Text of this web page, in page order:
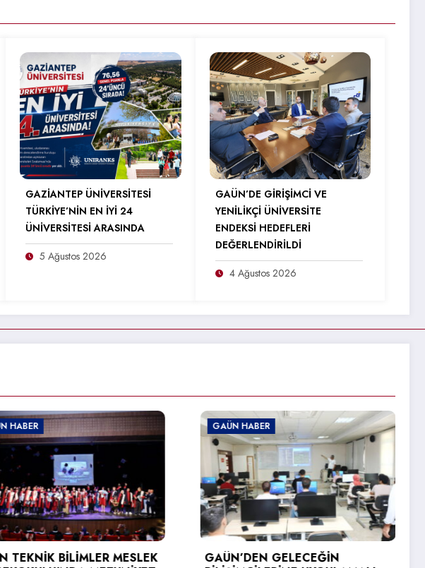
GAZİANTEP ÜNİVERSİTESİ
TÜRKİYE’NİN EN İYİ 24
ÜNİVERSİTESİ ARASINDA
5 Ağustos 2026
GAÜN’DE GİRİŞİMCİ VE
YENİLİKÇİ ÜNİVERSİTE
ENDEKSİ HEDEFLERİ
DEĞERLENDİRİLDİ
4 Ağustos 2026
HABER
GELECEĞİN
GAÜN HABER
GAÜN’DEN ÜRDÜN
ÜNİVERSİTESİNE ERASMUS+
ZİYARETİ